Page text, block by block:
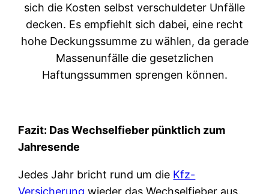
sich die Kosten selbst verschuldeter Unfälle
decken. Es empfiehlt sich dabei, eine recht
hohe Deckungssumme zu wählen, da gerade
Massenunfälle die gesetzlichen
Haftungssummen sprengen können.
Fazit: Das Wechselfieber pünktlich zum
Jahresende
Jedes Jahr bricht rund um die Kfz-
Versicherung wieder das Wechselfieber aus.